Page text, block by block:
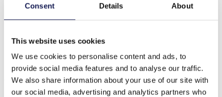
Consent Details About
This website uses cookies
We use cookies to personalise content and ads, to
provide social media features and to analyse our traffic.
We also share information about your use of our site with
our social media, advertising and analytics partners who
Beschrijving
B-C9.3 B831-007-3 Rope Bracelet with S. Steel Beads
Anderen kochten ook